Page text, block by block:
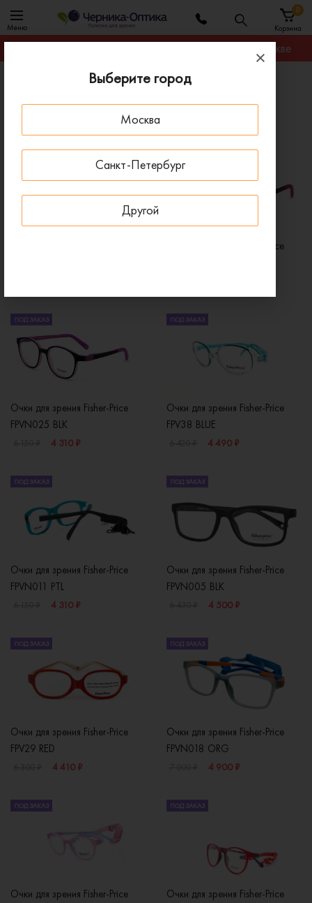
Выберите город
Москва
Санкт-Петербург
Другой
Меню Корзина
0
Гарантируем лучшую цену на любую оправу в Москве
Бренды Очки Fisher-Price
Очки для зрения Fisher-Price
ПОД ЗАКАЗ
Очки для зрения Fisher-Price
FPVN025 BLK
4 310 ₽
ПОД ЗАКАЗ
Очки для зрения Fisher-Price
FPV38 BLUE
4 490 ₽
ПОД ЗАКАЗ
Очки для зрения Fisher-Price
FPVN011 PTL
4 310 ₽
ПОД ЗАКАЗ
Очки для зрения Fisher-Price
FPVN005 BLK
4 500 ₽
ПОД ЗАКАЗ
Очки для зрения Fisher-Price
FPV29 RED
4 410 ₽
ПОД ЗАКАЗ
Очки для зрения Fisher-Price
FPVN018 ORG
4 900 ₽
ПОД ЗАКАЗ
Очки для зрения Fisher-Price
ПОД ЗАКАЗ
Очки для зрения Fisher-Price